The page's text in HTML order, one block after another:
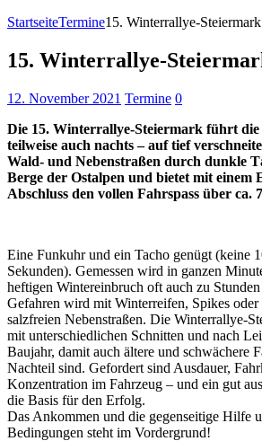
StartseiteTermine15. Winterrallye-Steiermark
15. Winterrallye-
12. November 2021 Termine 0
Die 15. Winterrallye-Steiermark führt die
teilweise auch nachts – auf tief
Wald- und Nebenstraßen durch dunkle
Berge der Ostalpen und bietet mit einem
Abschluss den vollen Fahrspass über ca.
Eine Funkuhr und ein Tacho genügt (keine
Sekunden). Gemessen wird in ganzen
heftigen Wintereinbruch oft auch zu
Gefahren wird mit Winterreifen, Spikes oder
salzfreien Nebenstraßen. Die Winterrallye-
mit unterschiedlichen Schnitten und nach
Baujahr, damit auch ältere und schwächere
Nachteil sind. Gefordert sind Ausdauer,
Konzentration im Fahrzeug – und ein gut
die Basis für den Erfolg.
Das Ankommen und die gegenseitige Hilfe
Bedingungen steht im Vordergrund!